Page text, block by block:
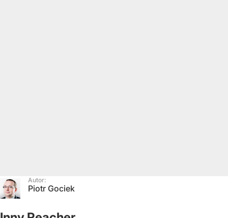
Autor:
Piotr Gociek